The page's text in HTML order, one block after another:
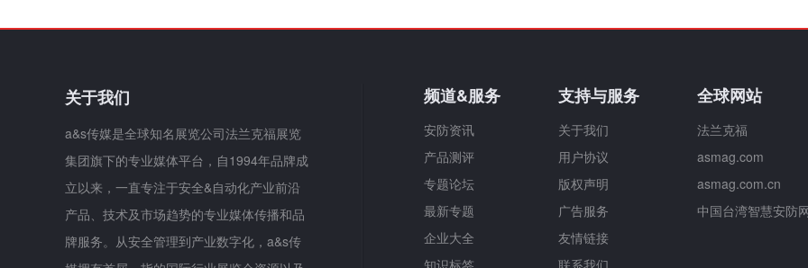
关于我们
a&s传媒是全球知名展览公司法兰克福展览
集团旗下的专业媒体平台，自1994年品牌成
立以来，一直专注于安全&自动化产业前沿
产品、技术及市场趋势的专业媒体传播和品
牌服务。从安全管理到产业数字化，a&s传
频道&服务
安防资讯
产品测评
专题论坛
最新专题
企业大全
知识标签
支持与服务
关于我们
用户协议
版权声明
广告服务
友情链接
联系我们
全球网站
法兰克福
asmag.com
asmag.com.cn
中国台湾智慧安防